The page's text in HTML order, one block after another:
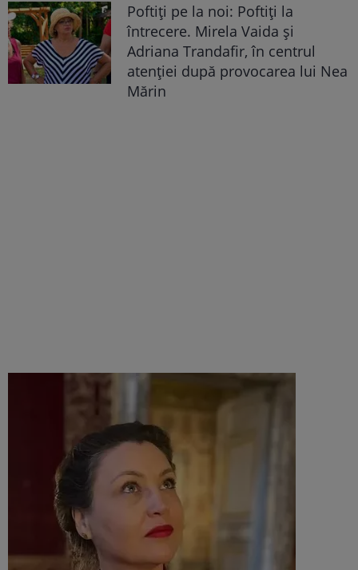
Poftiți pe la noi: Poftiți la
întrecere. Mirela Vaida și
Adriana Trandafir, în centrul
atenției după provocarea lui Nea
Mărin